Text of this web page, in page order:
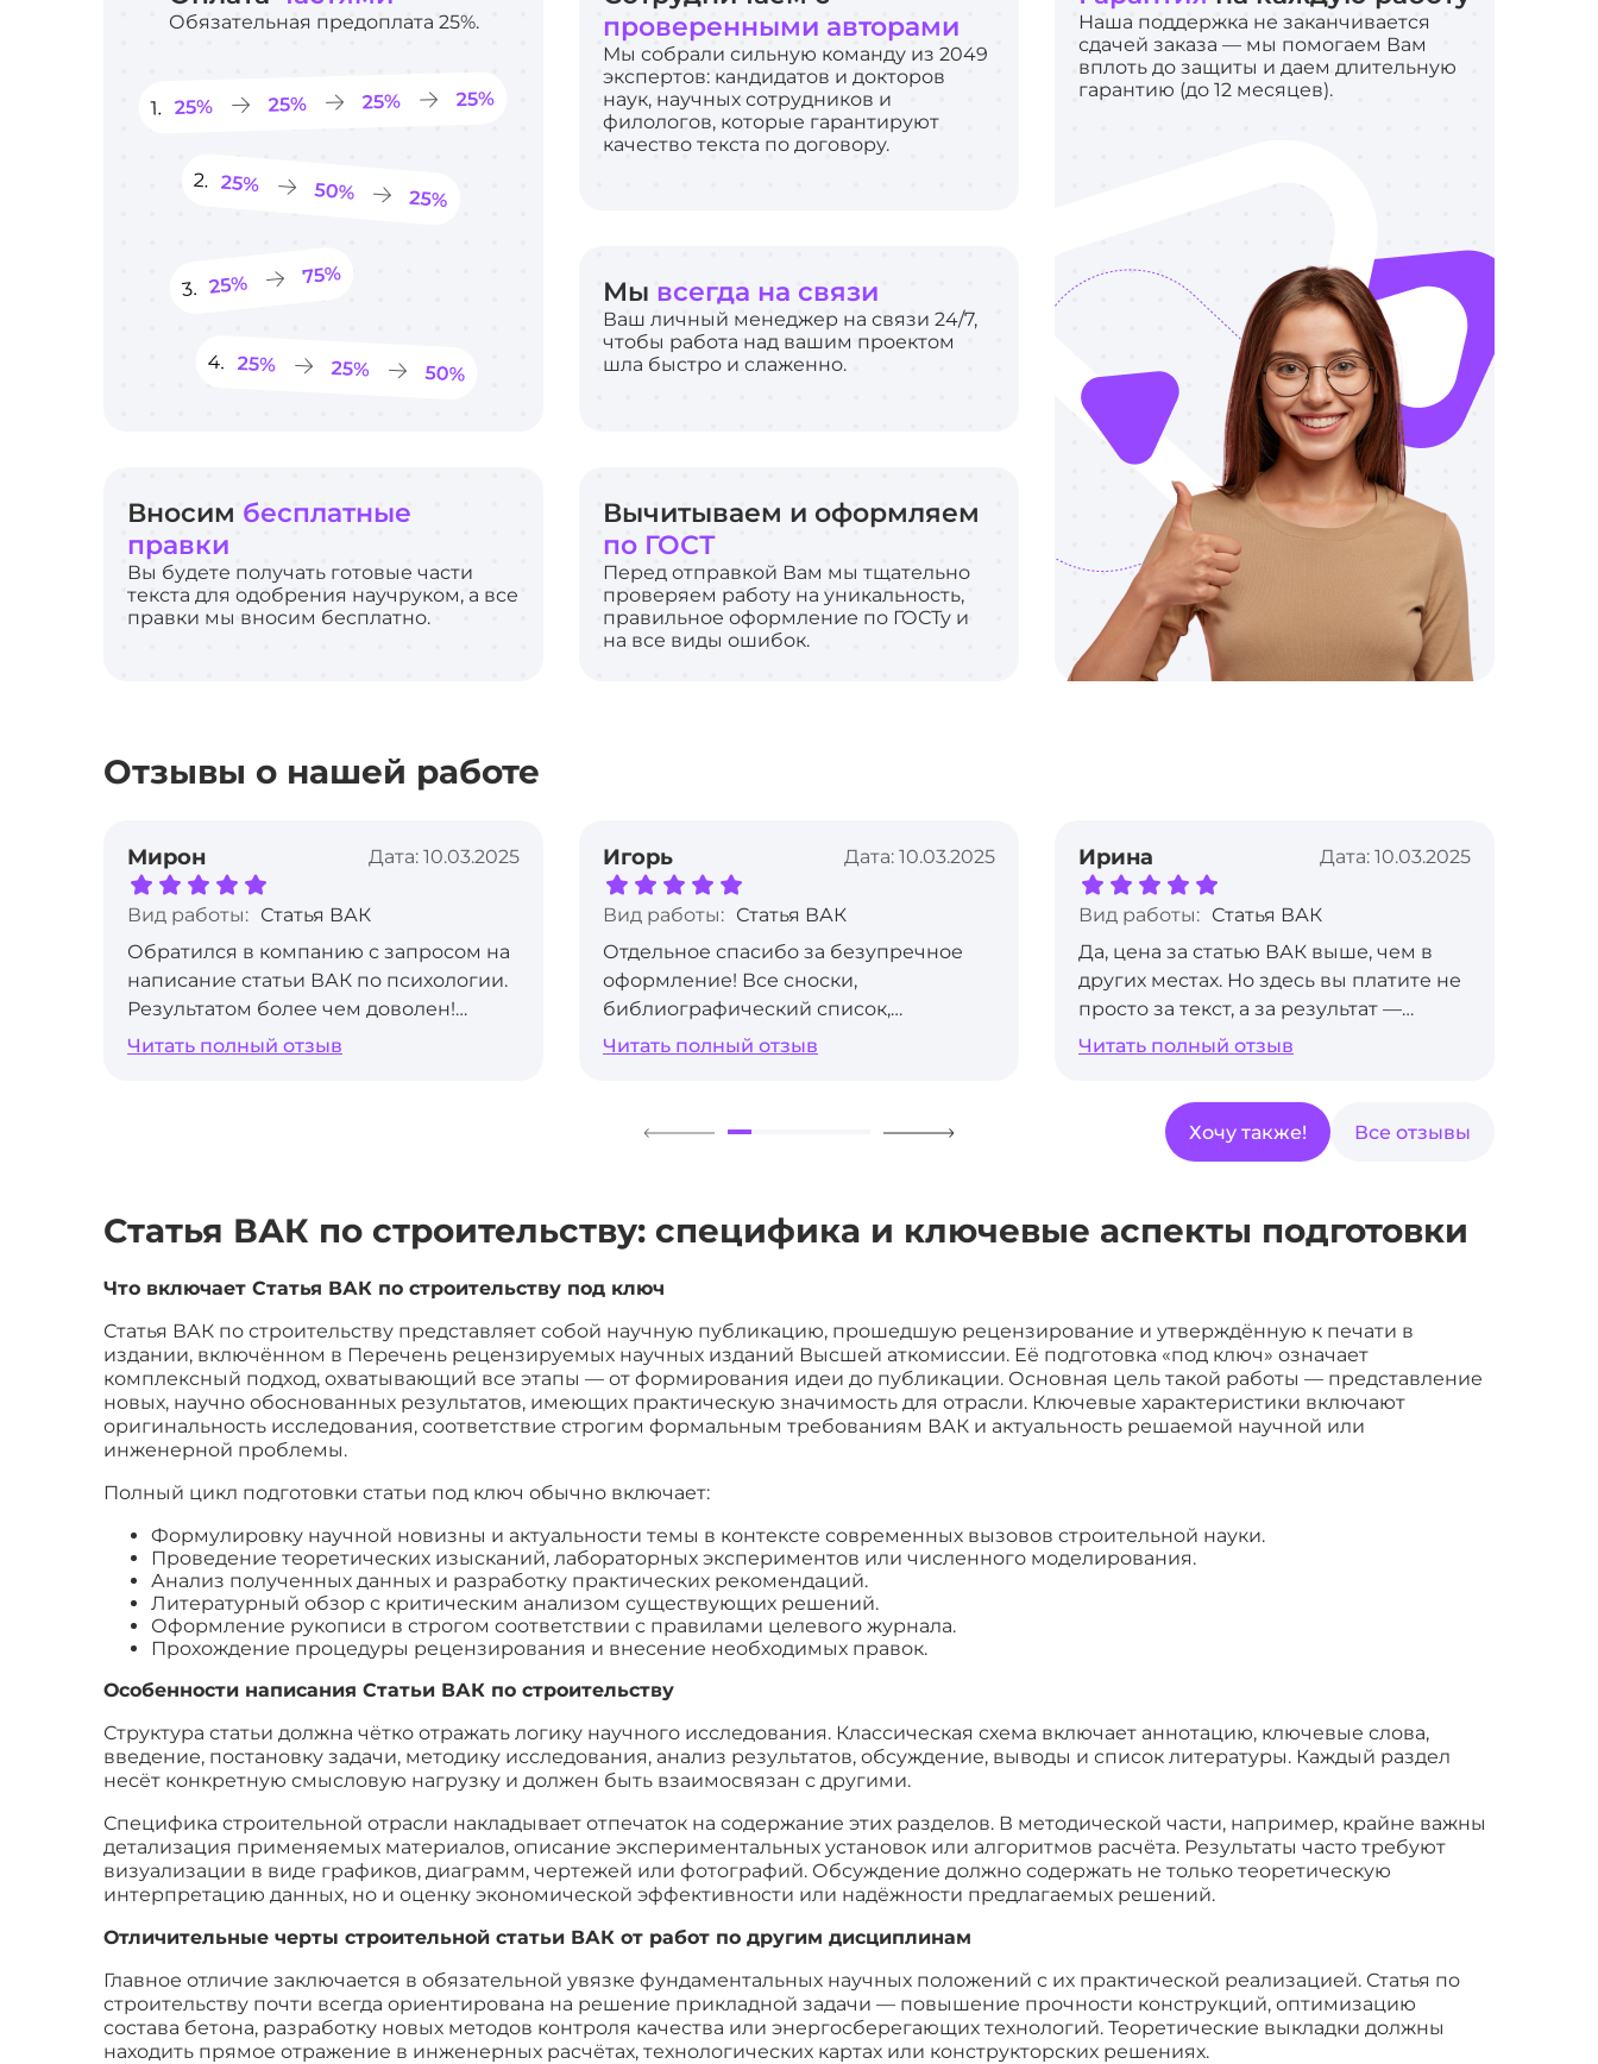
Обязательная предоплата 25%.
Вносим бесплатные
правки
Вы будете получать готовые части
текста для одобрения научруком, а все
правки мы вносим бесплатно.
проверенными авторами
Мы собрали сильную команду из 2049
экспертов: кандидатов и докторов
наук, научных сотрудников и
филологов, которые гарантируют
качество текста по договору.
Мы всегда на связи
Ваш личный менеджер на связи 24/7,
чтобы работа над вашим проектом
шла быстро и слаженно.
Вычитываем и оформляем
по ГОСТ
Перед отправкой Вам мы тщательно
проверяем работу на уникальность,
правильное оформление по ГОСТу и
на все виды ошибок.
Наша поддержка не заканчивается
сдачей заказа — мы помогаем Вам
вплоть до защиты и даем длительную
гарантию (до 12 месяцев).
Отзывы о нашей работе
Мирон Дата: 10.03.2025
Вид работы: Статья ВАК
Обратился в компанию с запросом на
написание статьи ВАК по психологии.
Результатом более чем доволен!
Работа была выполнена в
Читать полный отзыв
Игорь Дата: 10.03.2025
Вид работы: Статья ВАК
Отдельное спасибо за безупречное
оформление! Все сноски,
библиографический список,
аннотация, ключевые слова — всё по
такие «чистые» работы.
Читать полный отзыв
Ирина Дата: 10.03.2025
Вид работы: Статья ВАК
Да, цена за статью ВАК выше, чем в
других местах. Но здесь вы платите не
просто за текст, а за результат —
публикацию. И этот результат вам
Читать полный отзыв
Хочу также! Все отзывы
Статья ВАК по строительству: специфика и ключевые аспекты подготовки
Что включает Статья ВАК по строительству под ключ
Статья ВАК по строительству представляет собой научную публикацию, прошедшую рецензирование и утверждённую к печати в
издании, включённом в Перечень рецензируемых научных изданий Высшей аткомиссии. Её подготовка «под ключ» означает
комплексный подход, охватывающий все этапы — от формирования идеи до публикации. Основная цель такой работы — представление
новых, научно обоснованных результатов, имеющих практическую значимость для отрасли. Ключевые характеристики включают
оригинальность исследования, соответствие строгим формальным требованиям ВАК и актуальность решаемой научной или
инженерной проблемы.
Полный цикл подготовки статьи под ключ обычно включает:
Формулировку научной новизны и актуальности темы в контексте современных вызовов строительной науки.
Проведение теоретических изысканий, лабораторных экспериментов или численного моделирования.
Анализ полученных данных и разработку практических рекомендаций.
Литературный обзор с критическим анализом существующих решений.
Оформление рукописи в строгом соответствии с правилами целевого журнала.
Прохождение процедуры рецензирования и внесение необходимых правок.
Особенности написания Статьи ВАК по строительству
Структура статьи должна чётко отражать логику научного исследования. Классическая схема включает аннотацию, ключевые слова,
введение, постановку задачи, методику исследования, анализ результатов, обсуждение, выводы и список литературы. Каждый раздел
несёт конкретную смысловую нагрузку и должен быть взаимосвязан с другими.
Специфика строительной отрасли накладывает отпечаток на содержание этих разделов. В методической части, например, крайне важны
детализация применяемых материалов, описание экспериментальных установок или алгоритмов расчёта. Результаты часто требуют
визуализации в виде графиков, диаграмм, чертежей или фотографий. Обсуждение должно содержать не только теоретическую
интерпретацию данных, но и оценку экономической эффективности или надёжности предлагаемых решений.
Отличительные черты строительной статьи ВАК от работ по другим дисциплинам
Главное отличие заключается в обязательной увязке фундаментальных научных положений с их практической реализацией. Статья по
строительству почти всегда ориентирована на решение прикладной задачи — повышение прочности конструкций, оптимизацию
состава бетона, разработку новых методов контроля качества или энергосберегающих технологий. Теоретические выкладки должны
находить прямое отражение в инженерных расчётах, технологических картах или конструкторских решениях.